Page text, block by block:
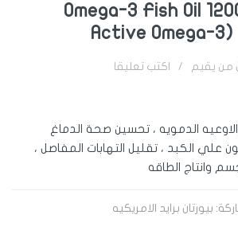
Omega-3 Fish Oil
Active Omega-
من يقيم / اكتب تعليقا
الدمويه ، تحسين صحة الدماغ
علي الكبد ، تقليل التهابات المفاصل ،
وانتاج الطاقه
بيورتان برايد الامريكيه